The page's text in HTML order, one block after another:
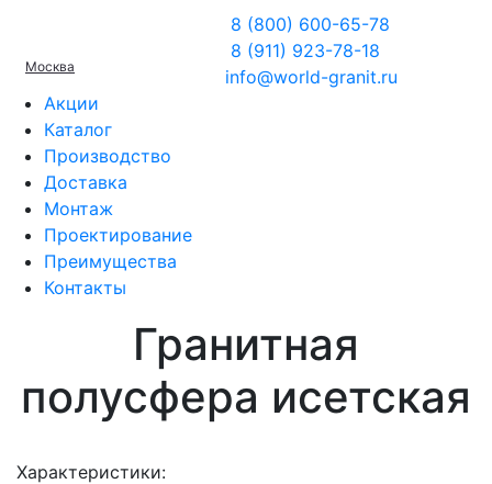
Москва
8 (800) 600-65-78
8 (911) 923-78-18
info@world-granit.ru
Акции
Каталог
Производство
Доставка
Монтаж
Проектирование
Преимущества
Контакты
Гранитная
полусфера исетская
Характеристики: